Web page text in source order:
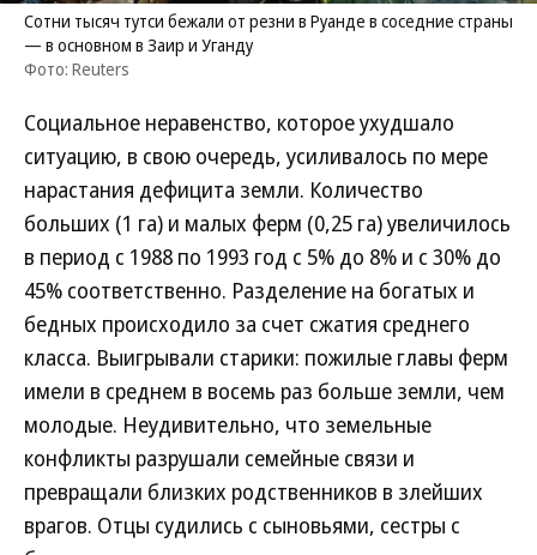
Сотни тысяч тутси бежали от резни в Руанде в соседние страны
— в основном в Заир и Уганду
Фото: Reuters
Социальное неравенство, которое ухудшало
ситуацию, в свою очередь, усиливалось по мере
нарастания дефицита земли. Количество
больших (1 га) и малых ферм (0,25 га) увеличилось
в период с 1988 по 1993 год с 5% до 8% и с 30% до
45% соответственно. Разделение на богатых и
бедных происходило за счет сжатия среднего
класса. Выигрывали старики: пожилые главы ферм
имели в среднем в восемь раз больше земли, чем
молодые. Неудивительно, что земельные
конфликты разрушали семейные связи и
превращали близких родственников в злейших
врагов. Отцы судились с сыновьями, сестры с